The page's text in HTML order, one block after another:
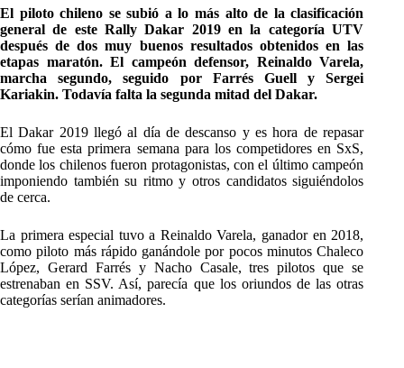
El piloto chileno se subió a lo más alto de la clasificación
general de este Rally Dakar 2019 en la categoría UTV
después de dos muy buenos resultados obtenidos en las
etapas maratón. El campeón defensor, Reinaldo Varela,
marcha segundo, seguido por Farrés Guell y Sergei
Kariakin. Todavía falta la segunda mitad del Dakar.
El Dakar 2019 llegó al día de descanso y es hora de repasar
cómo fue esta primera semana para los competidores en SxS,
donde los chilenos fueron protagonistas, con el último campeón
imponiendo también su ritmo y otros candidatos siguiéndolos
de cerca.
La primera especial tuvo a Reinaldo Varela, ganador en 2018,
como piloto más rápido ganándole por pocos minutos Chaleco
López, Gerard Farrés y Nacho Casale, tres pilotos que se
estrenaban en SSV. Así, parecía que los oriundos de las otras
categorías serían animadores.